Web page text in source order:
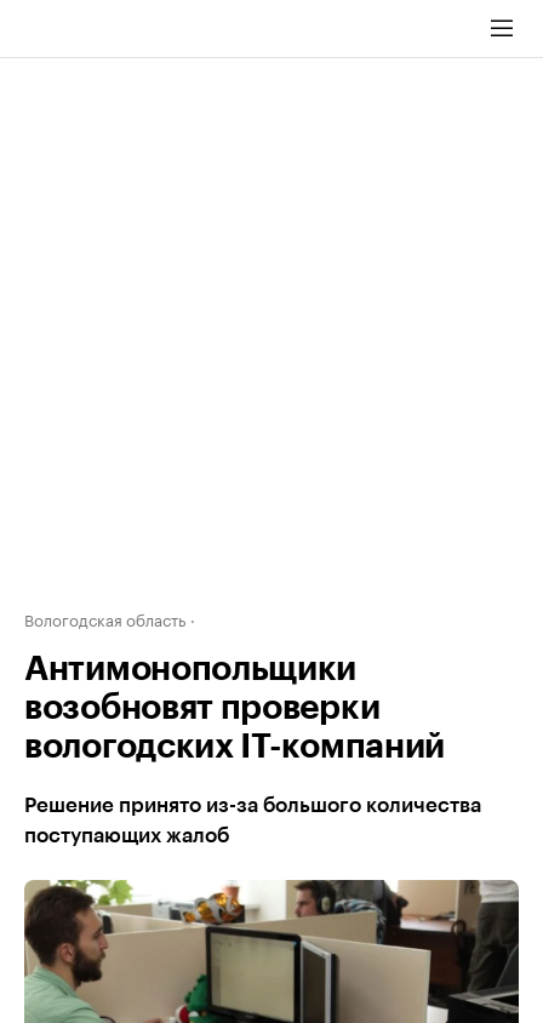
Вологодская область
Антимонопольщики
возобновят проверки
вологодских IT-компаний
Решение принято из-за большого количества
поступающих жалоб